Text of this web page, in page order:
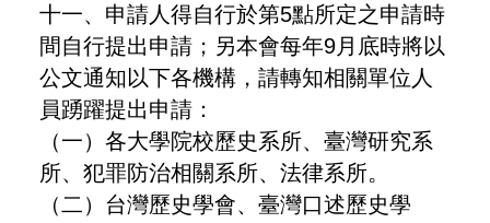
十一、申請人得自行於第5點所定之申請時
間自行提出申請；另本會每年9月底時將以
公文通知以下各機構，請轉知相關單位人
員踴躍提出申請：
（一）各大學院校歷史系所、臺灣研究系
所、犯罪防治相關系所、法律系所。
（二）台灣歷史學會、臺灣口述歷史學